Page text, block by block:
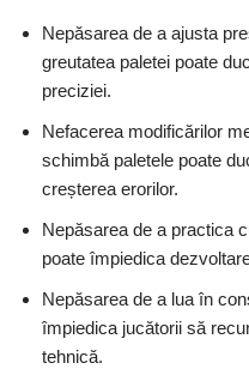
Nepăsarea de a ajusta
greutatea paletei poate
preciziei.
Nefacerea modificărilor
schimbă paletele poate
creșterea erorilor.
Nepăsarea de a practica
poate împiedica
Nepăsarea de a lua în
împiedica jucătorii să
tehnică.